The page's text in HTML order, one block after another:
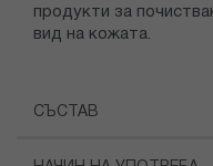
продукти за
вид на кожата.
СЪСТАВ